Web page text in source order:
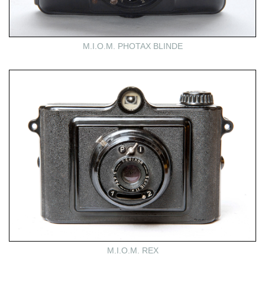
M.I.O.M. PHOTAX BLINDE
M.I.O.M. REX